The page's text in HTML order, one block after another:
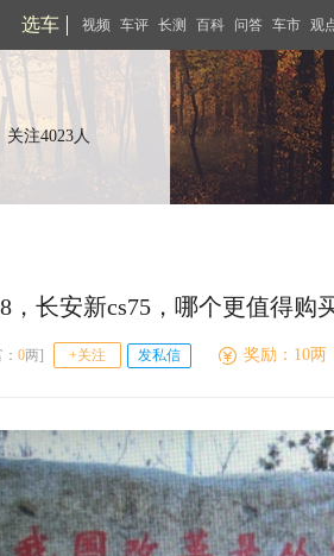
选车 视频 车评 长测 百科 问答 车市 观
注4023人
，长安新cs75，哪个更值得购
0两] +关注 发私信 奖励：10两